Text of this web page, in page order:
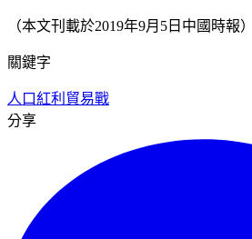
（本文刊載於2019年9月5日中國時報）
關鍵字
人口紅利 貿易戰
分享